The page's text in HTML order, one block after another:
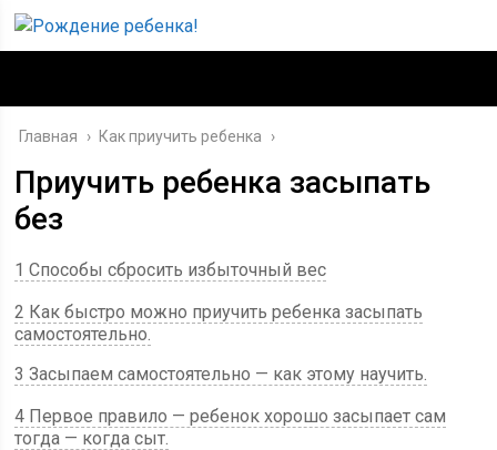
Главная › Как приучить ребенка ›
Приучить ребенка засыпать
без
1 Способы сбросить избыточный вес
2 Как быстро можно приучить ребенка засыпать
самостоятельно.
3 Засыпаем самостоятельно — как этому научить.
4 Первое правило — ребенок хорошо засыпает сам
тогда — когда сыт.